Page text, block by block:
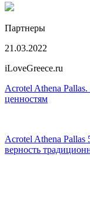
Партнеры
21.03.2022
iLoveGreece.ru
Acrotel Athena
ценностям
Acrotel Athena Pallas
верность